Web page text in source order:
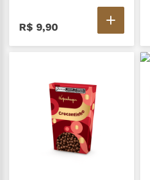
R$ 9,90